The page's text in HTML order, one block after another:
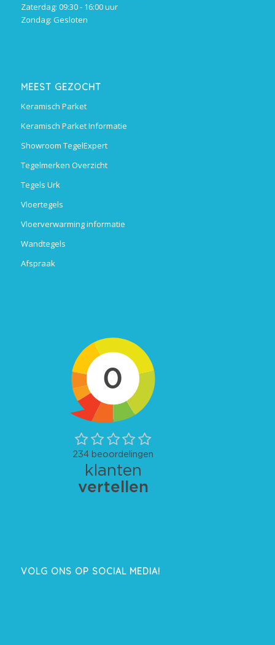
Zaterdag: 09:30 - 16:00 uur
Zondag: Gesloten
MEEST GEZOCHT
Keramisch Parket
Keramisch Parket Informatie
Showroom TegelExpert
Tegelmerken Overzicht
Tegels Urk
Vloertegels
Vloerverwarming informatie
Wandtegels
Afspraak
VOLG ONS OP SOCIAL MEDIA!